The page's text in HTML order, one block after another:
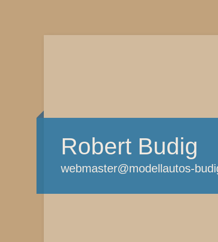
Robert Budig
webmaster@modellautos-